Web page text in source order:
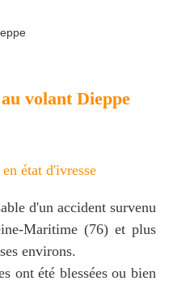
volant Dieppe
état d'ivresse
d'un accident survenu
Maritime (76) et plus
environs.
ont été blessées ou bien